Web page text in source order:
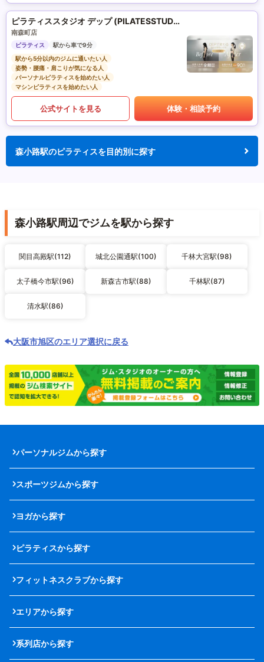
ピラティススタジオ デップ (PILATESSTUDIO DEP)
南森町店
ピラティス
駅から車で9分
駅から5分以内のジムに通いたい人
姿勢・腰痛・肩こりが気になる人
パーソナルピラティスを始めたい人
マシンピラティスを始めたい人
公式サイトを見る 体験・相談予約
森小路駅のピラティスを目的別に探す
森小路駅周辺でジムを駅から探す
関目高殿駅(112) 城北公園通駅(100) 千林大宮駅(98)
太子橋今市駅(96) 新森古市駅(88) 千林駅(87)
清水駅(86)
大阪市旭区のエリア選択に戻る
パーソナルジムから探す
スポーツジムから探す
ヨガから探す
ピラティスから探す
フィットネスクラブから探す
エリアから探す
系列店から探す